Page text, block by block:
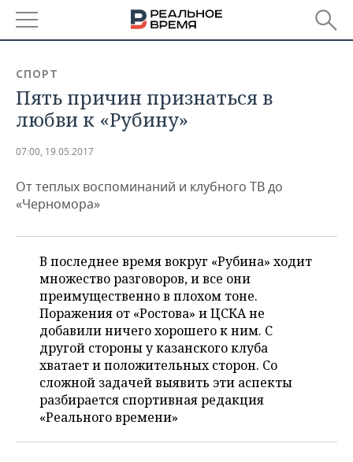
БАШКОРТОСТАН
ТАТАРСТАН
НОВОСТИ
АНАЛИТИКА
ДЕКЛАРАЦИИ О ДОХОДАХ
КОРОЛИ ГОСЗАКАЗА ПФО
ВУЗЫ ТАТАРСТАНА
КОМУ ПРИНАДЛЕЖАТ
ТОРГОВЫЕ ЦЕНТРЫ
ТАТАРСТАНА
НОВОСТИ ЭКОНОМИКИ
ФИНАНСЫ
БАНКИ
БЮДЖЕТ
ИНВЕСТИЦИИ
ПРОМЫШЛЕННОСТЬ
НОВОСТИ
АГРОПРОМ
МАШИНОСТРОЕНИЕ
НЕФТЕХИМИЯ
НЕФТЬ
НЕДВИЖИМОСТЬ
НОВОСТИ НЕДВИЖИМОСТИ
АВТО
НОВОСТИ АВТО
БИЗНЕС
НОВОСТИ БИЗНЕСА
РОЗНИЧНАЯ ТОРГОВЛЯ
ТРАНСПОРТ
ТЕХНОЛОГИИ
НОВОСТИ ТЕХНОЛОГИЙ
МЕРОПРИЯТИЯ
НОВОСТИ МЕРОПРИЯТИЙ
СПОРТ
СПОРТ
Пять причин признаться в
любви к «Рубину»
07:00, 19.05.2017
От теплых воспоминаний и клубного ТВ до
«Черномора»
В последнее время вокруг «Рубина» ходит
множество разговоров, и все они
преимущественно в плохом тоне.
Поражения от «Ростова» и ЦСКА не
добавили ничего хорошего к ним. С
другой стороны у казанского клуба
хватает и положительных сторон. Со
сложной задачей выявить эти аспекты
разбирается спортивная редакция
«Реального времени»